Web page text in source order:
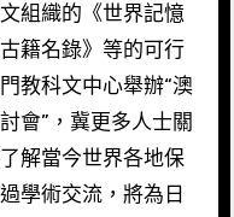
組織的《世界記憶
籍名錄》等的可行
教科文中心舉辦“澳
會”，冀更多人士關
解當今世界各地保
學術交流，將為日